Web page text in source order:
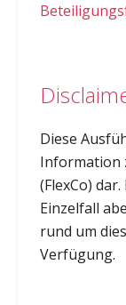
Diese
Information
(FlexCo)
Einzelfall
rund um
Verfügung.